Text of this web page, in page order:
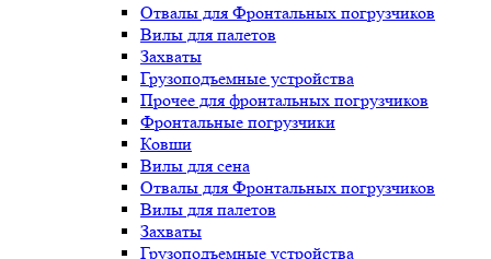
Отвалы для Фронтальных погрузчиков
Вилы для палетов
Захваты
Грузоподъемные устройства
Прочее для фронтальных погрузчиков
Фронтальные погрузчики
Ковши
Вилы для сена
Отвалы для Фронтальных погрузчиков
Вилы для палетов
Захваты
Грузоподъемные устройства